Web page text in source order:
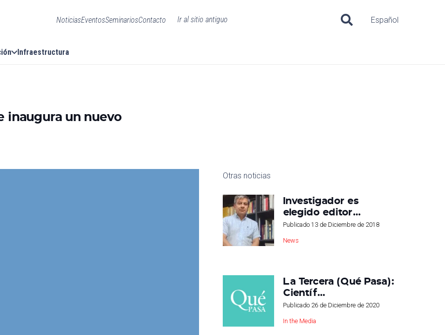
NoticiasEventosSeminariosContacto Ir al sitio antiguo Español
Infraestructura
inaugura un nuevo
Otras noticias
Investigador es
elegido editor…
Publicado 13 de Diciembre de 2018
News
La Tercera (Qué Pasa):
Científ…
Publicado 26 de Diciembre de 2020
In the Media